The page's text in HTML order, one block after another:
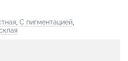
С пигментацией